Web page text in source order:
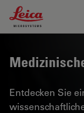
Leica
Entdecken Sie